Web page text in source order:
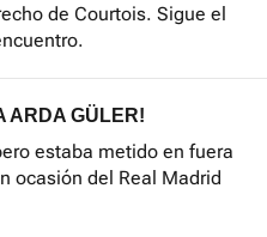
de Courtois. Sigue el
ARDA GÜLER!
estaba metido en fuera
ocasión del Real Madrid